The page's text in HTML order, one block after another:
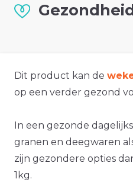
Dit product kan de
op een verder gezond
In een gezonde
granen en deegwaren
zijn gezondere opties
1kg.